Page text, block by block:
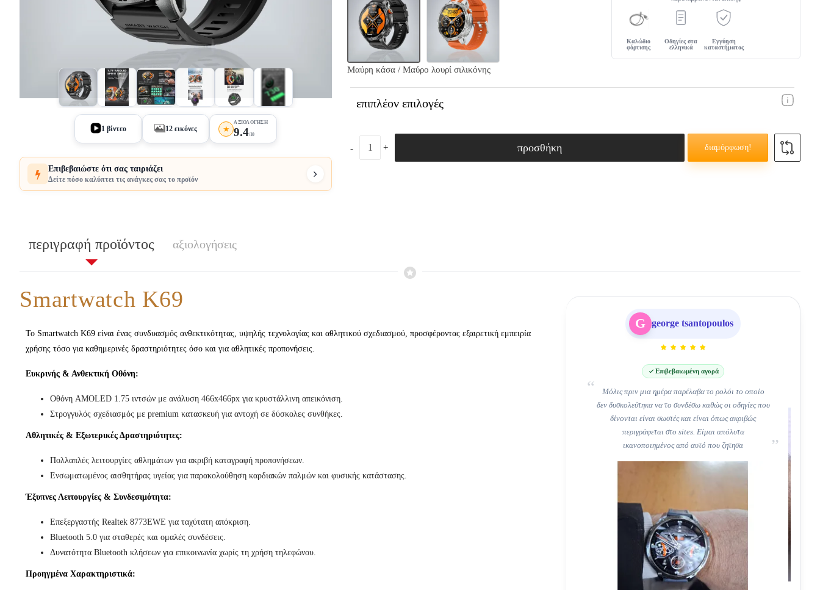
1 βίντεο 12 εικόνες ★
ΑΞΙΟΛΌΓΗΣΗ
9.4/10
Επιβεβαιώστε ότι σας ταιριάζει
Δείτε πόσο καλύπτει τις ανάγκες σας το προϊόν
Μαύρη κάσα / Μαύρο λουρί σιλικόνης
Καλώδιο
φόρτισης
Οδηγίες στα
ελληνικά
Εγγύηση
καταστήματος
επιπλέον επιλογές
προσθήκη διαμόρφωση!
περιγραφή προϊόντος αξιολογήσεις
G george tsantopoulos
Επιβεβαιωμένη αγορά
Μόλις πριν μια ημέρα παρέλαβα το ρολόι το οποίο
δεν δυσκολεύτηκα να το συνδέσω καθώς οι οδηγίες που
δίνονται είναι σωστές και είναι όπως ακριβώς
περιγράφεται στο sites. Είμαι απόλυτα
ικανοποιημένος από αυτό που ζητησα
Smartwatch K69
Το Smartwatch K69 είναι ένας συνδυασμός ανθεκτικότητας, υψηλής τεχνολογίας και αθλητικού σχεδιασμού, προσφέροντας εξαιρετική εμπειρία
χρήσης τόσο για καθημερινές δραστηριότητες όσο και για αθλητικές προπονήσεις.
Ευκρινής & Ανθεκτική Οθόνη:
Οθόνη AMOLED 1.75 ιντσών με ανάλυση 466x466px για κρυστάλλινη απεικόνιση.
Στρογγυλός σχεδιασμός με premium κατασκευή για αντοχή σε δύσκολες συνθήκες.
Αθλητικές & Εξωτερικές Δραστηριότητες:
Πολλαπλές λειτουργίες αθλημάτων για ακριβή καταγραφή προπονήσεων.
Ενσωματωμένος αισθητήρας υγείας για παρακολούθηση καρδιακών παλμών και φυσικής κατάστασης.
Έξυπνες Λειτουργίες & Συνδεσιμότητα:
Επεξεργαστής Realtek 8773EWE για ταχύτατη απόκριση.
Bluetooth 5.0 για σταθερές και ομαλές συνδέσεις.
Δυνατότητα Bluetooth κλήσεων για επικοινωνία χωρίς τη χρήση τηλεφώνου.
Προηγμένα Χαρακτηριστικά: